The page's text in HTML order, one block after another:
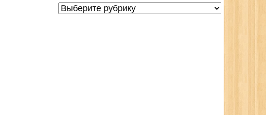
Рубрики